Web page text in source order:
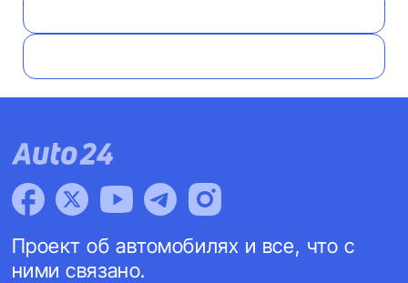
Проект об автомобилях и все, что с
ними связано.